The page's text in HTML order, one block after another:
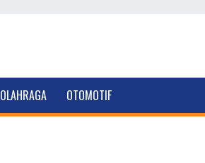
OLAHRAGA OTOMOTIF